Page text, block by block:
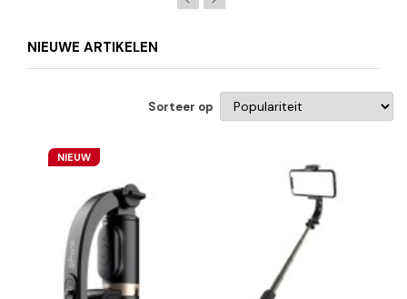
NIEUWE ARTIKELEN
Sorteer op
NIEUW